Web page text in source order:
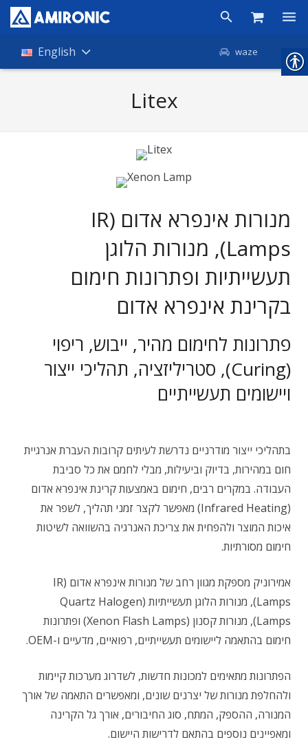
ProductsEnglish waze
Litex
מנורות אינפרא אדום (IR
Lamps), מנורות הלוגן
תעשייתיות ופתרונות חימום
בקרינת אינפרא אדום
פתרונות לחימום מהיר, ייבוש, ריפוי
(Curing), סטריליזציה, תהליכי ייצור
ויישומים תעשייתיים
בתהליכי ייצור מודרניים נדרשת לעיתים קרובות העברת אנרגיית
חום במהירות, בדיוק וביעילות, מבלי לחמם את כל סביבת
העבודה. במקרים רבים, חימום באמצעות קרינת אינפרא אדום
(Infrared Heating) מאפשר לקצר זמני תהליך, לשפר את
איכות המוצר ולהפחית את צריכת האנרגיה בהשוואה לשיטות
חימום מסורתיות.
אמירוניק מספקת מגוון רחב של מנורות אינפרא אדום (IR
Lamps), מנורות הלוגן תעשייתיות (Quartz Halogen
Lamps), מנורות קסנון (Xenon Flash Lamps) ופתרונות
חימום בהתאמה ליישומים תעשייתיים, רפואיים, מדעיים ו-OEM.
הפתרונות מתאימים למכונות חדשות, לשדרוג מערכות קיימות
ולהחלפת מנורות של יצרנים שונים, ומאפשרים התאמה של אורך
המנורה, ההספק, המתח, סוג החיבורים, אורך גל הקרינה
ומאפיינים נוספים בהתאם לדרישות היישום.